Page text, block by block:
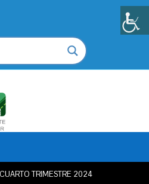
TRIMESTRE 2024